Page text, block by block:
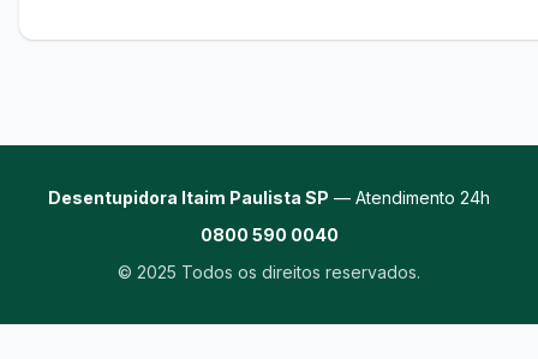
Desentupidora Itaim Paulista SP — Atendimento 24h
0800 590 0040
© 2025 Todos os direitos reservados.